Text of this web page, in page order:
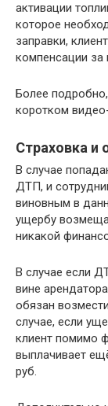
активации
которое
заправки,
компенсации за
Более
коротком
Страховка и
В случае
ДТП, и
виновным в
ущербу
никакой
В случае если
вине
обязан
случае, если
клиент помимо
выплачивает
руб.